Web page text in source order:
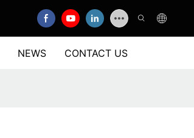
NEWS CONTACT US